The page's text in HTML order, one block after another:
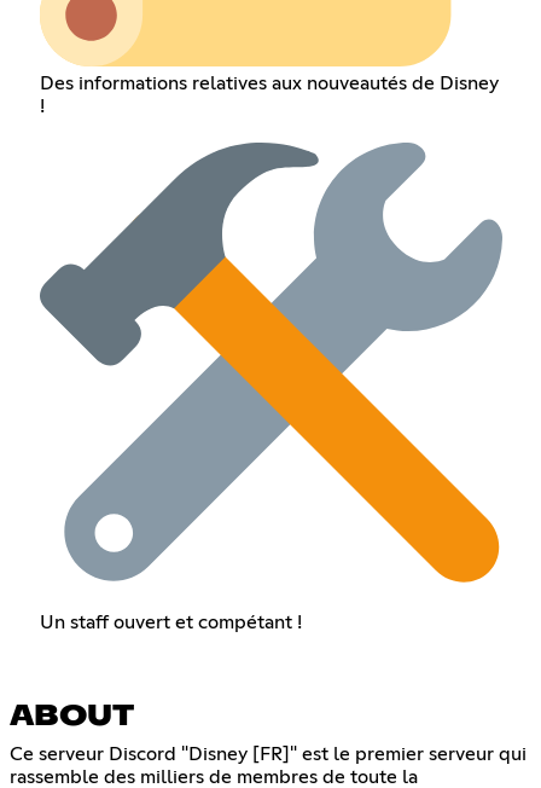
Des informations relatives aux nouveautés de Disney
!
Un staff ouvert et compétant !
ABOUT
Ce serveur Discord "Disney [FR]" est le premier serveur qui
rassemble des milliers de membres de toute la